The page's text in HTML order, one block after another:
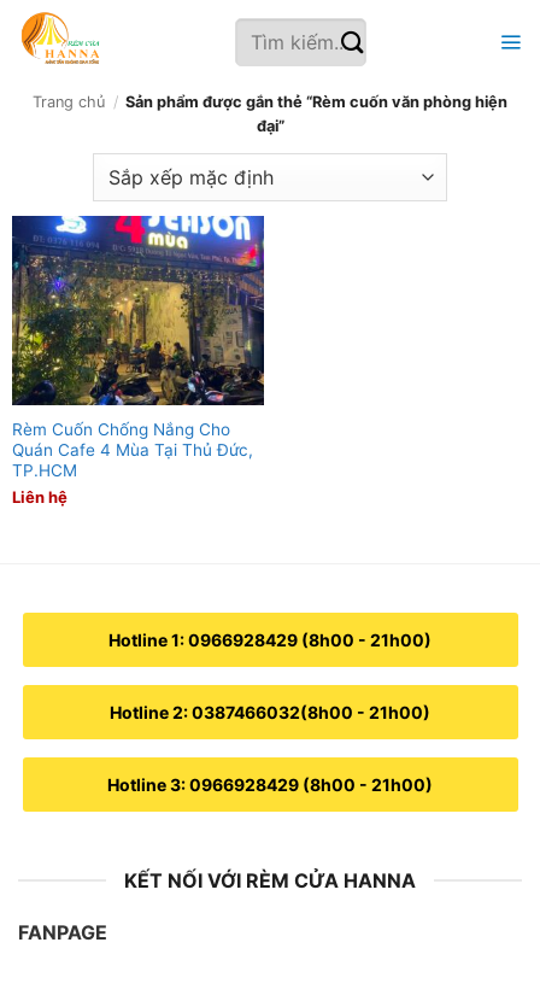
qua
dung
Tìm
kiếm:
Trang chủ / Sản phẩm được gắn thẻ “Rèm cuốn văn phòng hiện
đại”
Rèm Cuốn Chống Nắng Cho
Quán Cafe 4 Mùa Tại Thủ Đức,
TP.HCM
Liên hệ
Hotline 1: 0966928429 (8h00 - 21h00)
Hotline 2: 0387466032(8h00 - 21h00)
Hotline 3: 0966928429 (8h00 - 21h00)
KẾT NỐI VỚI RÈM CỬA HANNA
FANPAGE